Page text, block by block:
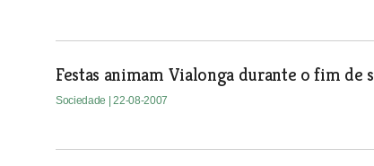
Festas animam Vialonga durante o fim de
Sociedade | 22-08-2007